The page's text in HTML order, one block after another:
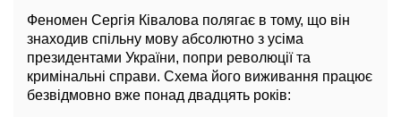
Феномен Сергія Ківалова полягає в тому, що він
знаходив спільну мову абсолютно з усіма
президентами України, попри революції та
кримінальні справи. Схема його виживання працює
безвідмовно вже понад двадцять років: